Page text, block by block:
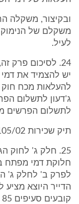
ובקיצור, משקלה
לעיל.
24. לסיכום פרק
יש להצמיד את
להעלאות מכח חוק
ג'דעון לתשלום
לתשלום הפרשים
תיק שכירות 105/02
25. חלק ג' לחוק
חלוקת דמי מפתח
לפרק ב' לחלק ג'
הדייר היוצא מציע
קובעים סעיפים 85 - 87 לחוק: